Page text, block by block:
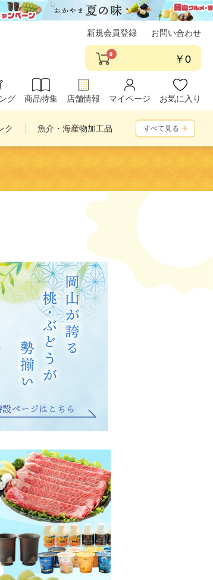
新規会員登録 お問い合わせ
0 ￥0
グ 商品特集 店舗情報 マイページ お気に入り
ク 魚介・海産物加工品 すべて見る